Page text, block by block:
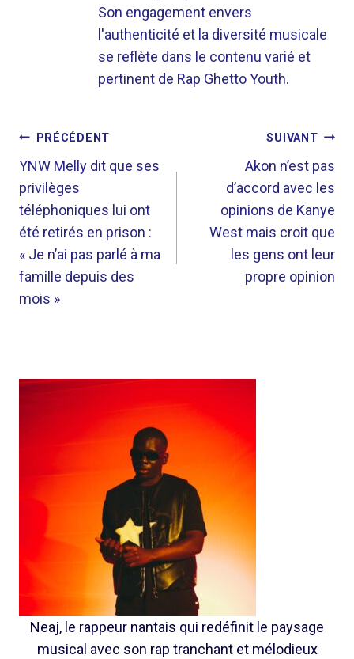
Son engagement envers
l'authenticité et la diversité musicale
se reflète dans le contenu varié et
pertinent de Rap Ghetto Youth.
NAVIGATION
DE
L’ARTICLE
PRÉCÉDENT
YNW Melly dit que ses
privilèges
téléphoniques lui ont
été retirés en prison :
« Je n’ai pas parlé à ma
famille depuis des
mois »
SUIVANT
Akon n’est pas
d’accord avec les
opinions de Kanye
West mais croit que
les gens ont leur
propre opinion
Neaj, le rappeur nantais qui redéfinit le paysage
musical avec son rap tranchant et mélodieux